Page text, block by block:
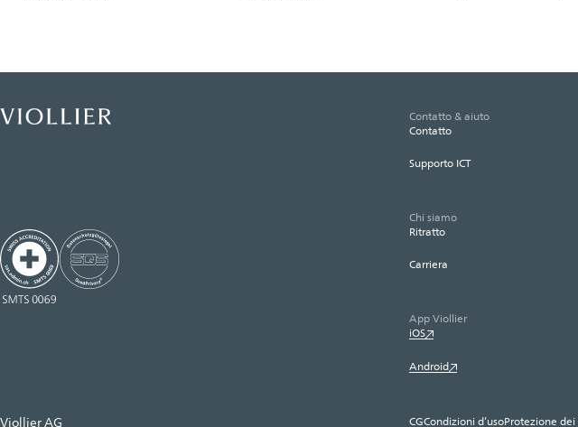
Viollier AG
Contatto & aiuto
Contatto
Supporto ICT
Chi siamo
Ritratto
Carriera
App Viollier
iOS
Android
CGCondizioni d’usoProtezione dei